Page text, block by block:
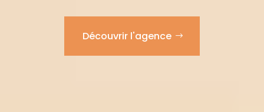
Découvrir l'agence